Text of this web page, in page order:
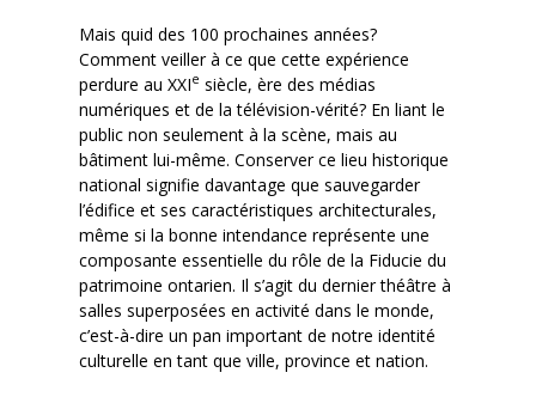
Mais quid des 100 prochaines années?
Comment veiller à ce que cette expérience
perdure au XXIe siècle, ère des médias
numériques et de la télévision-vérité? En liant le
public non seulement à la scène, mais au
bâtiment lui-même. Conserver ce lieu historique
national signifie davantage que sauvegarder
l’édifice et ses caractéristiques architecturales,
même si la bonne intendance représente une
composante essentielle du rôle de la Fiducie du
patrimoine ontarien. Il s’agit du dernier théâtre à
salles superposées en activité dans le monde,
c’est-à-dire un pan important de notre identité
culturelle en tant que ville, province et nation.